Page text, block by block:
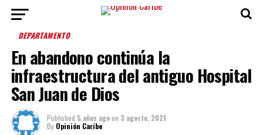
DEPARTAMENTO
En abandono continúa la
infraestructura del antiguo Hospital
San Juan de Dios
Published 5 años agoon 3 agosto, 2021
By Opinión Caribe